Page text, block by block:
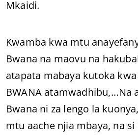
Mkaidi.
Kwamba kwa mtu
Bwana na maovu na
atapata mabaya kutoka
BWANA atamwadhibu,…Na
Bwana ni za lengo la
mtu aache njia mbaya, na